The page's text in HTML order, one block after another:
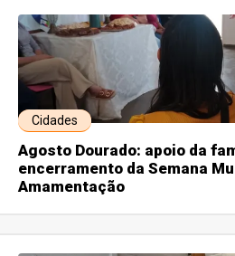
Cidades
Agosto Dourado: apoio da
encerramento da Semana
Amamentação